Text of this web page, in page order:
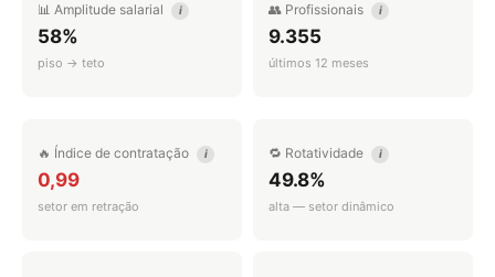
📊 Amplitude salarial i
58%
piso → teto
👥 Profissionais i
9.355
últimos 12 meses
🔥 Índice de contratação i
0,99
setor em retração
🔁 Rotatividade i
49.8%
alta — setor dinâmico